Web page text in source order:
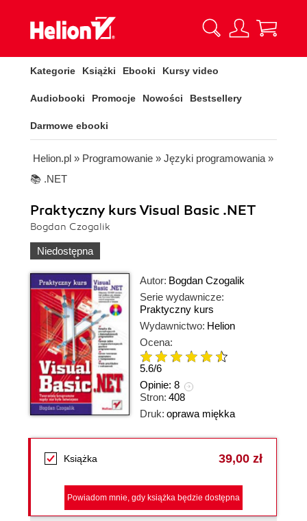
Kategorie Książki Ebooki Kursy video
Audiobooki Promocje Nowości Bestsellery
Darmowe ebooki
Helion.pl » Programowanie » Języki programowania »
📚 .NET
Praktyczny kurs Visual Basic .NET
Bogdan Czogalik
Niedostępna
Autor: Bogdan Czogalik
Serie wydawnicze:
Praktyczny kurs
Wydawnictwo: Helion
Ocena:
5.6/6
Opinie: 8
Stron: 408
Druk: oprawa miękka
Książka 39,00 zł
Powiadom mnie, gdy książka będzie dostępna